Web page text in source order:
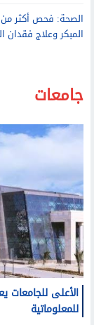
المبكر وعلاج
جامعات
الأعلى للجامعات
للمعلوماتية